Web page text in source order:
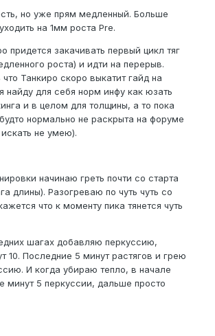
но уже прям медленный. Больше
на 1мм роста Pre.
придется закачивать первый цикл тяг
роста) и идти на перерыв.
Танкиро скоро выкатит гайд на
найду для себя норм инфу как юзать
и в целом для толщины, а то пока
нормально не раскрыта на форуме
не умею).
начинаю греть почти со старта
длины). Разогреваю по чуть чуть со
что к моменту пика тянется чуть
шагах добавляю перкуссию,
10. Последние 5 минут растягов и грею
И когда убираю тепло, в начале
минут 5 перкуссии, дальше просто